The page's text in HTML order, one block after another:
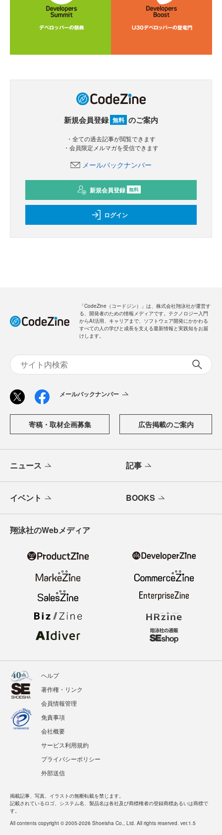
新規会員登録 無料 のご案内
・全ての過去記事が閲覧できます
・会員限定メルマガを受信できます
メールバックナンバー
新規会員登録 無料
ログイン
「CodeZine（コードジン）」は、株式会社翔泳社が運営す
る、開発者のための情報メディアです。テクノロジー入門
からAI活用、キャリアまで、ソフトウェア開発にかかわる
すべての人の学びと成長を支える最新情報と実践知をお届
けします。
メールバックナンバー
寄稿・取材企画募集 広告掲載のご案内
ニュース 記事
イベント BOOKS
翔泳社のWebメディア
ヘルプ
著作権・リンク
会員情報管理
免責事項
会社概要
サービス利用規約
プライバシーポリシー
外部送信
掲載記事、写真、イラストの無断転載を禁じます。
記載されているロゴ、システム名、製品名は各社及び商標権者の登録商標あるいは商標で
す。
All contents copyright © 2005-2026 Shoeisha Co., Ltd. All rights reserved. ver.1.5